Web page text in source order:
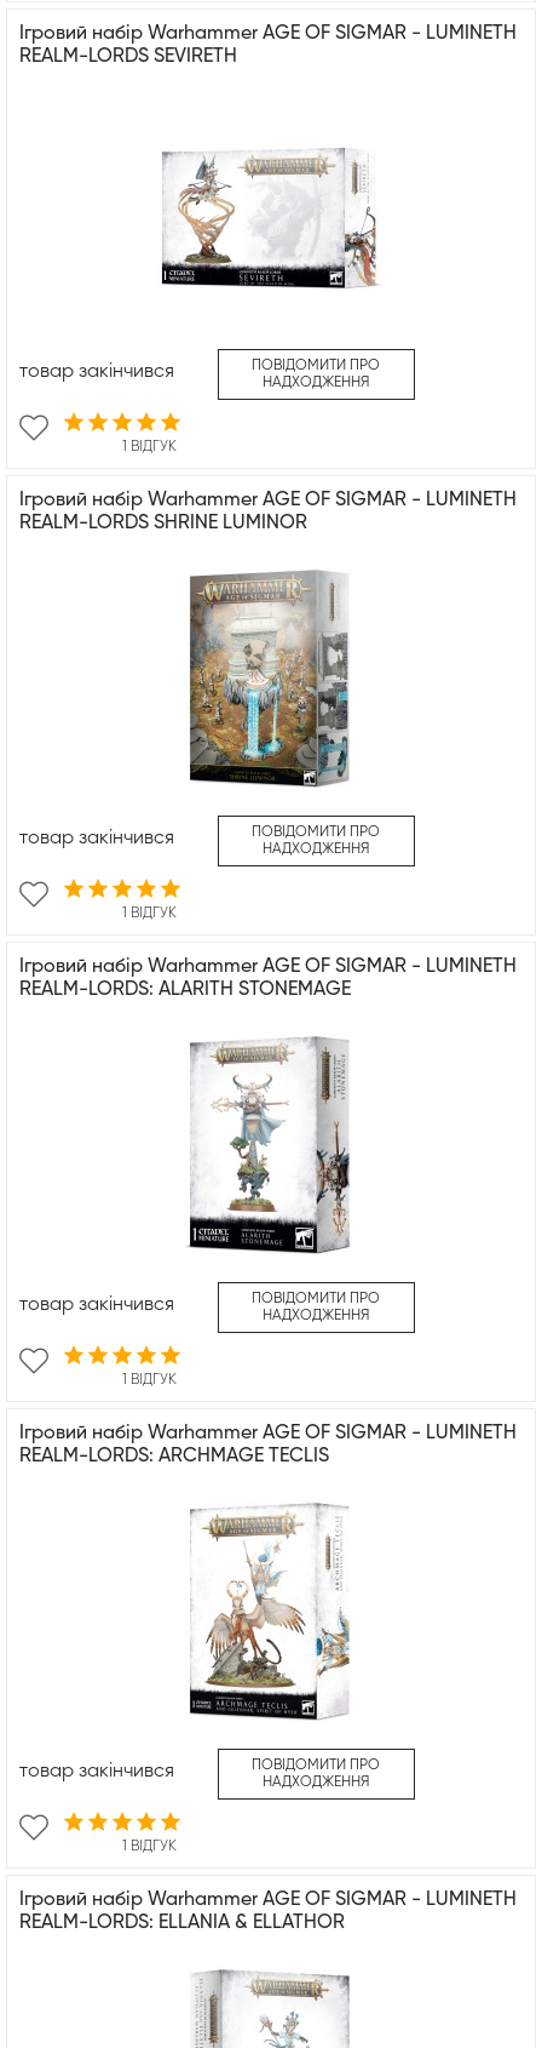
Ігровий набір Warhammer AGE OF SIGMAR - LUMINETH
REALM-LORDS SEVIRETH
1 ВІДГУК
товар закінчився
ПОВІДОМИТИ ПРО
НАДХОДЖЕННЯ
Ігровий набір Warhammer AGE OF SIGMAR - LUMINETH
REALM-LORDS SHRINE LUMINOR
1 ВІДГУК
товар закінчився
ПОВІДОМИТИ ПРО
НАДХОДЖЕННЯ
Ігровий набір Warhammer AGE OF SIGMAR - LUMINETH
REALM-LORDS: ALARITH STONEMAGE
1 ВІДГУК
товар закінчився
ПОВІДОМИТИ ПРО
НАДХОДЖЕННЯ
Ігровий набір Warhammer AGE OF SIGMAR - LUMINETH
REALM-LORDS: ARCHMAGE TECLIS
1 ВІДГУК
товар закінчився
ПОВІДОМИТИ ПРО
НАДХОДЖЕННЯ
Ігровий набір Warhammer AGE OF SIGMAR - LUMINETH
REALM-LORDS: ELLANIA & ELLATHOR